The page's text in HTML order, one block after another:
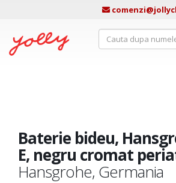
Baterie bideu,
E, negru cromat
Hansgrohe, Germania